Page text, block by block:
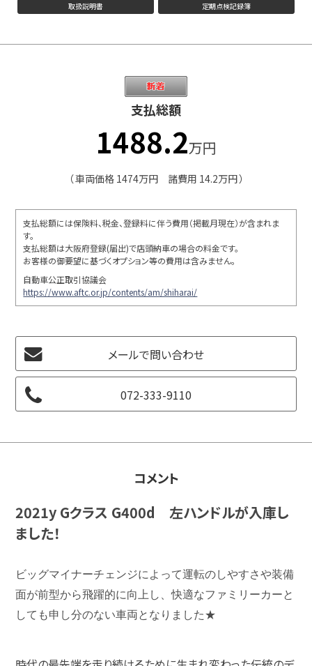
取扱説明書
定期点検記録簿
支払総額
1488.2万円
（ 車両価格 1474万円 諸費用 14.2万円 ）
支払総額には保険料、税金、登録料に伴う費用（掲載月現在）が含まれま
す。
支払総額は大阪府登録(届出)で店頭納車の場合の料金です。
お客様の御要望に基づくオプション等の費用は含みません。
自動車公正取引協議会
https://www.aftc.or.jp/contents/am/shiharai/
メールで問い合わせ
072-333-9110
コメント
2021y Gクラス G400d 左ハンドルが入庫し
ました！
ビッグマイナーチェンジによって運転のしやすさや装備
面が前型から飛躍的に向上し、快適なファミリーカーと
しても申し分のない車両となりました★